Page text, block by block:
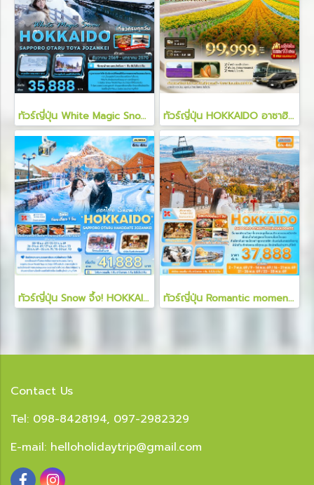
ทัวร์ญี่ปุ่น White Magic Snow HOKKAIDO SAPPORO OTARU TOYA JOZANKEI 5 วัน 3 คืน ทัวร์ญี่ปุ่น HOKKAIDO อาซาฮิกาว่า โทมิตะ โทยะ ซัปโปโร ชม 2 สวนดอกไม้อลังการ 6 วัน 4 คืน
ทัวร์ญี่ปุ่น Snow จึ้ง! HOKKAIDO SAPPORO OTARU HAKODATE JOZANKEI 6 วัน 4 คืน ทัวร์ญี่ปุ่น Romantic moment in HOKKAIDO SAPPORO OTARU TOYA HAKODATE 6 วัน 4 คืน
Contact Us
Tel: 098-8428194, 097-2982329
E-mail: helloholidaytrip@gmail.com